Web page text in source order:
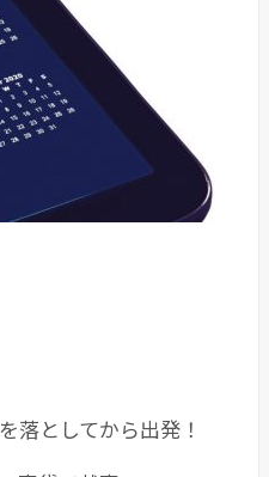
落としてから出発！